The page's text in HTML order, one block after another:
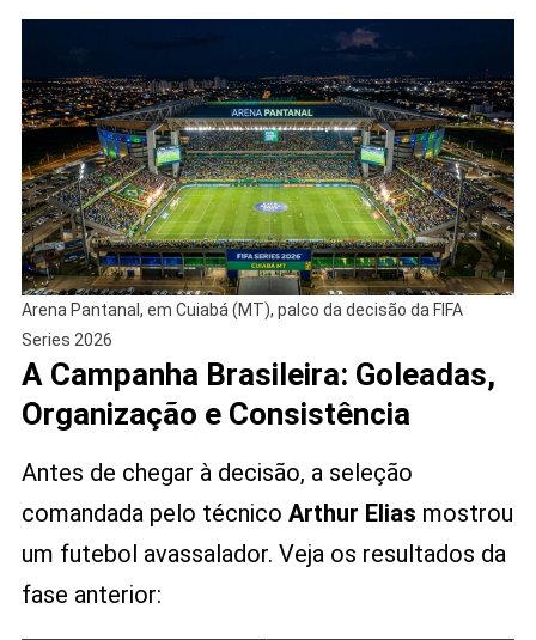
Arena Pantanal, em Cuiabá (MT), palco da decisão da FIFA
Series 2026
A Campanha Brasileira: Goleadas,
Organização e Consistência
Antes de chegar à decisão, a seleção
comandada pelo técnico Arthur Elias mostrou
um futebol avassalador. Veja os resultados da
fase anterior: